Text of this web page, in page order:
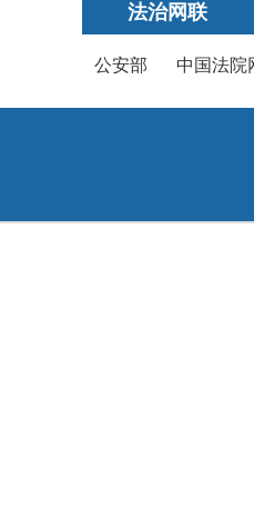
法治网联
公安部 中国法院